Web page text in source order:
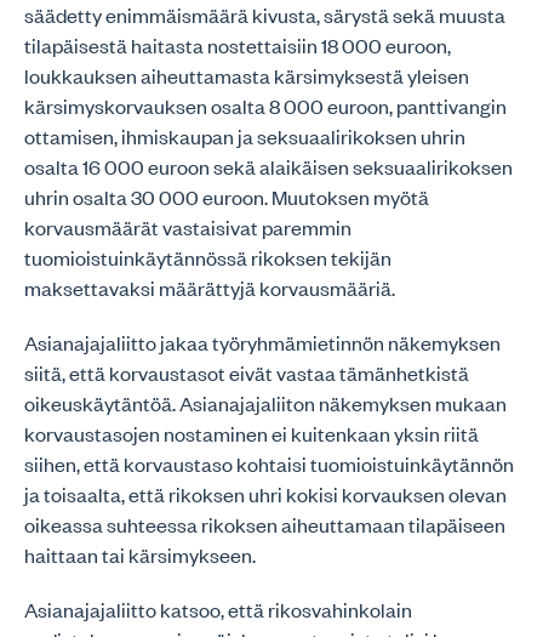
säädetty enimmäismäärä kivusta, särystä sekä muusta
tilapäisestä haitasta nostettaisiin 18 000 euroon,
loukkauksen aiheuttamasta kärsimyksestä yleisen
kärsimyskorvauksen osalta 8 000 euroon, panttivangin
ottamisen, ihmiskaupan ja seksuaalirikoksen uhrin
osalta 16 000 euroon sekä alaikäisen seksuaalirikoksen
uhrin osalta 30 000 euroon. Muutoksen myötä
korvausmäärät vastaisivat paremmin
tuomioistuinkäytännössä rikoksen tekijän
maksettavaksi määrättyjä korvausmääriä.
Asianajajaliitto jakaa työryhmämietinnön näkemyksen
siitä, että korvaustasot eivät vastaa tämänhetkistä
oikeuskäytäntöä. Asianajajaliiton näkemyksen mukaan
korvaustasojen nostaminen ei kuitenkaan yksin riitä
siihen, että korvaustaso kohtaisi tuomioistuinkäytännön
ja toisaalta, että rikoksen uhri kokisi korvauksen olevan
oikeassa suhteessa rikoksen aiheuttamaan tilapäiseen
haittaan tai kärsimykseen.
Asianajajaliitto katsoo, että rikosvahinkolain